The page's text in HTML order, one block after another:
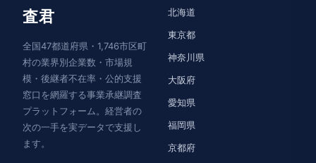
査君
全国47都道府県・1,746市区町
村の業界別企業数・市場規
模・後継者不在率・公的支援
窓口を網羅する事業承継調査
プラットフォーム。経営者の
次の一手を実データで支援し
ます。
北海道
東京都
神奈川県
大阪府
愛知県
福岡県
京都府